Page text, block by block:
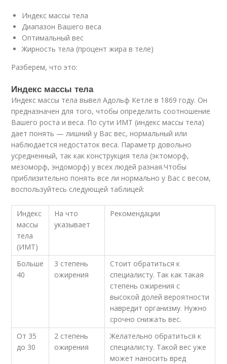
Индекс массы тела
Диапазон Вашего веса
Оптимальный вес
Жирность тела (процент жира в теле)
Разберем, что это:
Индекс массы тела
Индекс массы тела вывел Адольф Кетле в 1869 году. Он
предназначен для того, чтобы определить соотношение
Вашего роста и веса. По сути ИМТ (индекс массы тела)
дает понять — лишний у Вас вес, нормальный или
наблюдается недостаток веса. Параметр довольно
усредненный, так как конструкция тела (эктоморф,
мезоморф, эндоморф) у всех людей разная.Чтобы
приблизительно понять все ли нормально у Вас с весом,
воспользуйтесь следующей таблицей:
Индекс
массы
тела
(ИМТ)
На что
указывает
Рекомендации
Больше
40
3 степень
ожирения
Стоит обратиться к
специалисту. Так как такая
степень ожирения с
высокой долей вероятности
навредит организму. Нужно
срочно снижать вес.
От 35
до 30
2 степень
ожирения
Желательно обратиться к
специалисту. Такой вес уже
может наносить вред